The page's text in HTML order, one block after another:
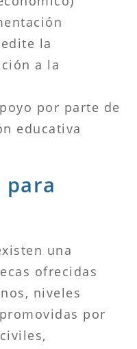
la
a la
por parte de
educativa
para
una
ofrecidas
niveles
por